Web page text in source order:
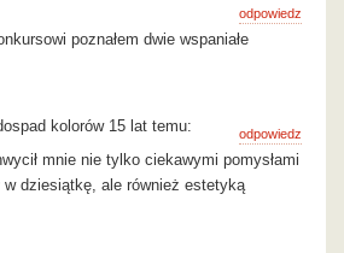
poznałem dwie wspaniałe
odpowiedz
kolorów 15 lat temu:
mnie nie tylko ciekawymi pomysłami
dziesiątkę, ale również estetyką
odpowiedz